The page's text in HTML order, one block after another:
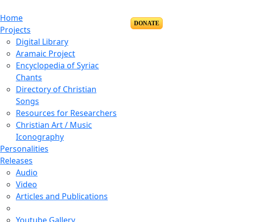
Home
Projects
Digital Library
Aramaic Project
Encyclopedia of Syriac
Chants
Directory of Christian
Songs
Resources for Researchers
Christian Art / Music
Iconography
Personalities
Releases
Audio
Video
Articles and Publications
DONATE